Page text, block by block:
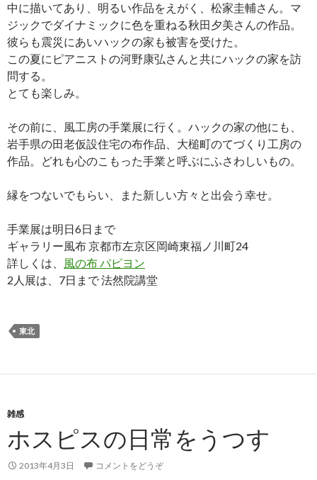
中に描いてあり、明るい作品をえがく、松家圭輔さん。マ
ジックでダイナミックに色を重ねる秋田夕美さんの作品。
彼らも震災にあいハックの家も被害を受けた。
この夏にピアニストの河野康弘さんと共にハックの家を訪
問する。
とても楽しみ。
その前に、風工房の手業展に行く。ハックの家の他にも、
岩手県の田老仮設住宅の布作品、大槌町のてづくり工房の
作品。どれも心のこもった手業と呼ぶにふさわしいもの。
縁をつないでもらい、また新しい方々と出会う幸せ。
手業展は明日6日まで
ギャラリー風布 京都市左京区岡崎東福ノ川町24
詳しくは、
風の布 パピヨン
2人展は、7日まで 法然院講堂
東北
雑感
ホスピスの日常をうつす
2013年4月3日 コメントをどうぞ